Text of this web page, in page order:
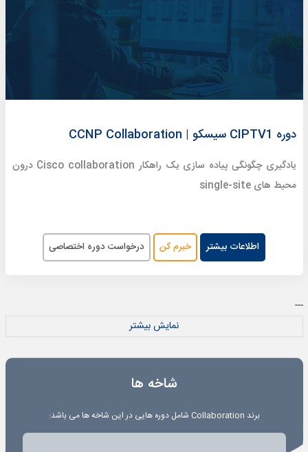
دوره CIPTV1 سیسکو | CCNP Collaboration
یادگیری چگونگی پیاده سازی یک راهکار Cisco collaboration درون
محیط های single-site
اطلاعات بیشتر خبرم کن درخواست دوره اختصاصی
---
نمایش بیشتر
شاخه ها
برند Collaboration شامل دوره هایی در این شاخه ها می باشد: